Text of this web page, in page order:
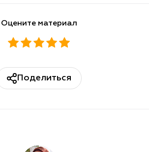
Оцените материал
Поделиться